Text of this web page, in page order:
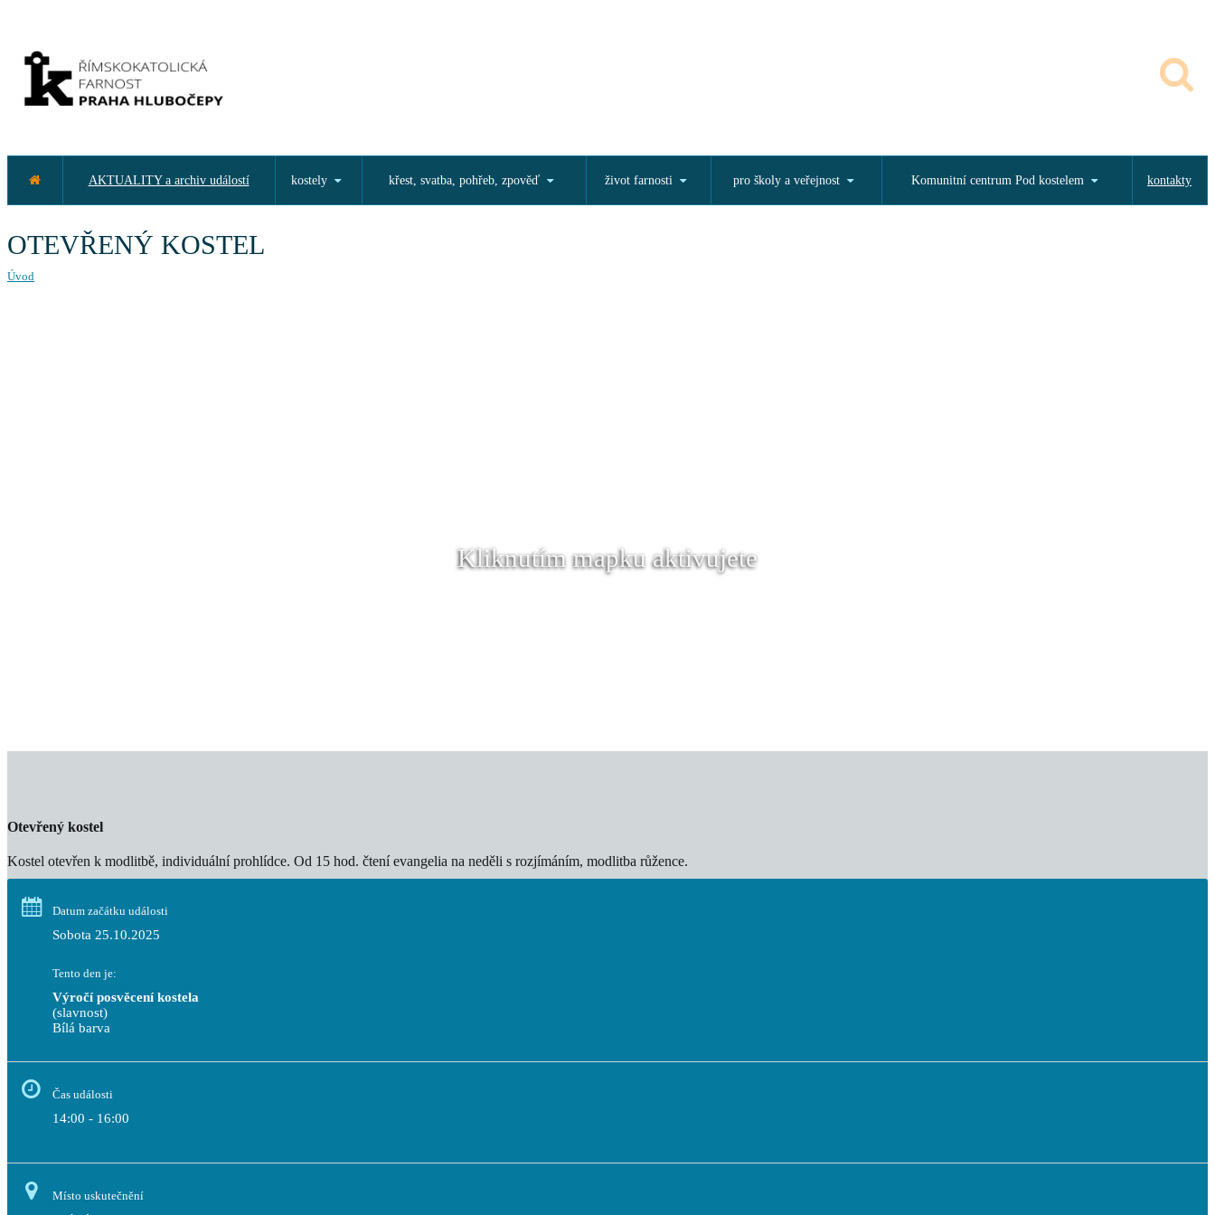
AKTUALITY a archiv událostí kostely křest, svatba, pohřeb, zpověď život farnosti pro školy a veřejnost Komunitní centrum Pod kostelem kontakty
OTEVŘENÝ KOSTEL
Úvod
Kliknutím mapku aktivujete
Otevřený kostel
Kostel otevřen k modlitbě, individuální prohlídce. Od 15 hod. čtení evangelia na neděli s rozjímáním, modlitba růžence.
Datum začátku události
Sobota 25.10.2025
Tento den je:
Výročí posvěcení kostela
(slavnost)
Bílá barva
Čas události
14:00 - 16:00
Místo uskutečnění